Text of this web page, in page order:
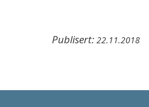
Publisert: 22.11.2018